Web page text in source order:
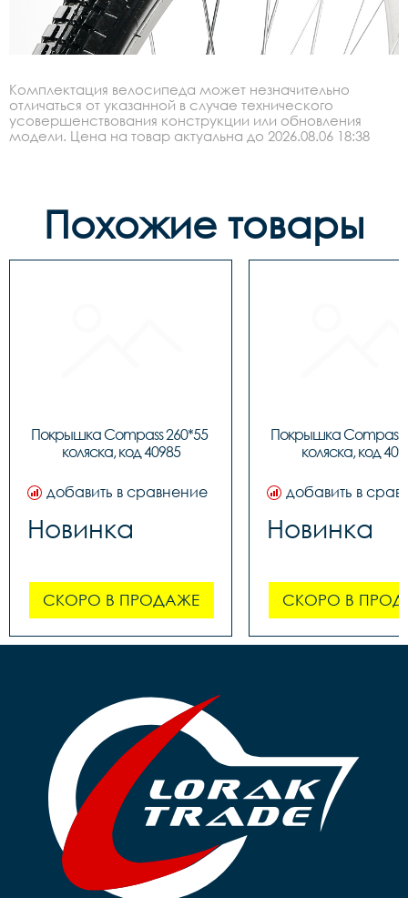
Комплектация велосипеда может незначительно
отличаться от указанной в случае технического
усовершенствования конструкции или обновления
модели. Цена на товар актуальна до 2026.08.06 18:38
Похожие товары
Покрышка Compass 260*55
коляска, код 40985
добавить в сравнение
Новинка
СКОРО В ПРОДАЖЕ
Покрышка Compass
коляска, код
добавить в
Новинка
СКОРО В